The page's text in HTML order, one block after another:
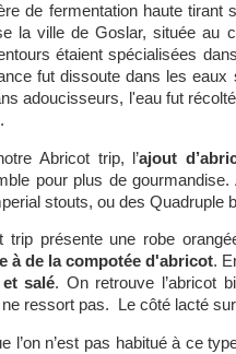
de fermentation haute
la ville de Goslar, située au
étaient spécialisées
fut dissoute dans les
adoucisseurs, l'eau fut
Abricot trip, l’ajout
pour plus de
stouts, ou des Quadruple
trip présente une robe
à de la compotée d'abricot.
salé. On retrouve l’abricot
ressort pas. Le côté lacté
l’on n’est pas habitué à ce